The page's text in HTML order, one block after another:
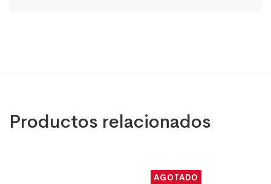
Productos relacionados
AGOTADO